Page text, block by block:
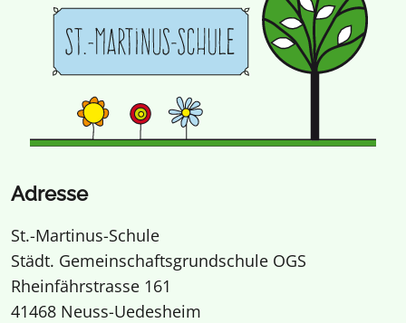
Adresse
St.-Martinus-Schule
Städt. Gemeinschaftsgrundschule OGS
Rheinfährstrasse 161
41468 Neuss-Uedesheim